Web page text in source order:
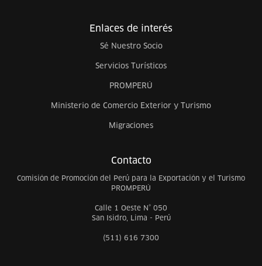
Enlaces de interés
Sé Nuestro Socio
Servicios Turísticos
PROMPERÚ
Ministerio de Comercio Exterior y Turismo
Migraciones
Contacto
Comisión de Promoción del Perú para la Exportación y el Turismo
PROMPERÚ
Calle 1 Oeste N° 050
San Isidro, Lima - Perú
(511) 616 7300